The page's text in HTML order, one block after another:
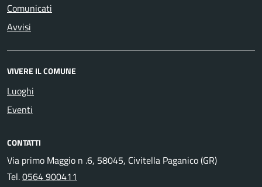
Comunicati
Avvisi
VIVERE IL COMUNE
Luoghi
Eventi
CONTATTI
Via primo Maggio n .6, 58045, Civitella Paganico (GR)
Tel.0564 900411